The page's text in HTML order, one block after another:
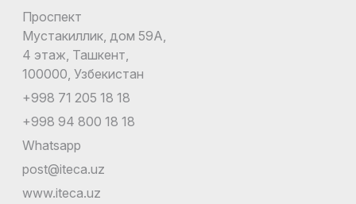
Проспект
Мустакиллик, дом 59А,
4 этаж, Ташкент,
100000, Узбекистан
+998 71 205 18 18
+998 94 800 18 18
Whatsapp
post@iteca.uz
www.iteca.uz